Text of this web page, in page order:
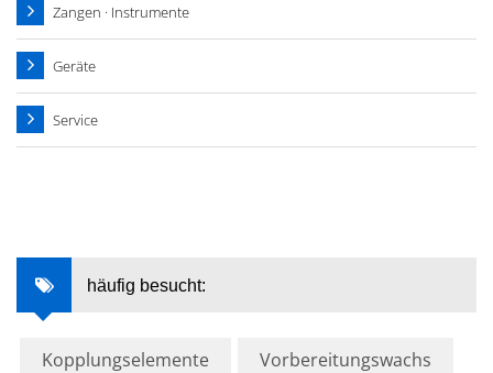
Zangen · Instrumente
Geräte
Service
häufig besucht:
Kopplungselemente Vorbereitungswachs